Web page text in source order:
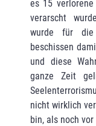
es 15
verarscht
wurde für
beschissen
und diese
ganze Zeit
nicht wirklich
bin, als noch